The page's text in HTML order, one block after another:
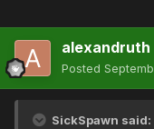
alexandruth
Posted
SickSpawn said: